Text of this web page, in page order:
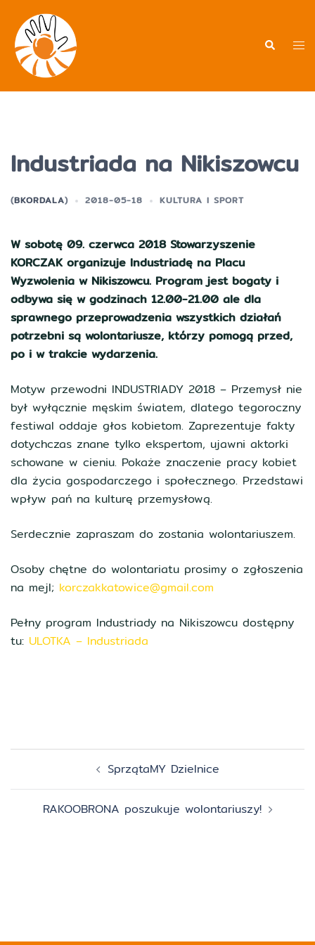
treści
Industriada na Nikiszowcu
(BKORDALA) 2018-05-18 KULTURA I SPORT
W sobotę 09. czerwca 2018 Stowarzyszenie
KORCZAK organizuje Industriadę na Placu
Wyzwolenia w Nikiszowcu. Program jest bogaty i
odbywa się w godzinach 12.00-21.00 ale dla
sprawnego przeprowadzenia wszystkich działań
potrzebni są wolontariusze, którzy pomogą przed,
po i w trakcie wydarzenia.
Motyw przewodni INDUSTRIADY 2018 – Przemysł nie
był wyłącznie męskim światem, dlatego tegoroczny
festiwal oddaje głos kobietom. Zaprezentuje fakty
dotychczas znane tylko ekspertom, ujawni aktorki
schowane w cieniu. Pokaże znaczenie pracy kobiet
dla życia gospodarczego i społecznego. Przedstawi
wpływ pań na kulturę przemysłową.
Serdecznie zapraszam do zostania wolontariuszem.
Osoby chętne do wolontariatu prosimy o zgłoszenia
na mejl; korczakkatowice@gmail.com
Pełny program Industriady na Nikiszowcu dostępny
tu: ULOTKA – Industriada
Zobacz SprzątaMY Dzielnice
RAKOOBRONA poszukuje wolontariuszy!